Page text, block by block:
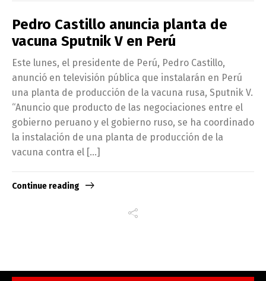
Pedro Castillo anuncia planta de
vacuna Sputnik V en Perú
Este lunes, el presidente de Perú, Pedro Castillo,
anunció en televisión pública que instalarán en Perú
una planta de producción de la vacuna rusa, Sputnik V.
“Anuncio que producto de las negociaciones entre el
gobierno peruano y el gobierno ruso, se ha coordinado
la instalación de una planta de producción de la
vacuna contra el […]
Continue reading